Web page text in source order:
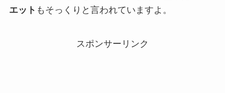
エット もそっくりと言われていますよ。
スポンサーリンク